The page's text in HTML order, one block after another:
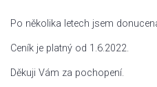
Po několika letech jsem
Ceník je platný od 1.6.2022.
Děkuji Vám za pochopení.